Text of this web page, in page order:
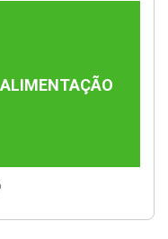
ALIMENTAÇÃO